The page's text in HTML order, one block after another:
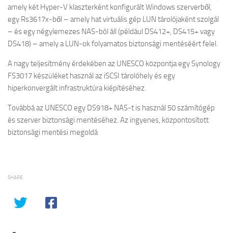
amely két Hyper-V klaszterként konfigurált Windows szerverből,
egy Rs3617x-ből – amely hat virtuális gép LUN tárolójaként szolgál
– és egy négylemezes NAS-ból áll (például DS412+, DS415+ vagy
DS418) – amely a LUN-ok folyamatos biztonsági mentéséért felel.
A nagy teljesítmény érdekében az UNESCO központja egy Synology
FS3017 készüléket használ az iSCSI tárolóhely és egy
hiperkonvergált infrastruktúra kiépítéséhez.
Továbbá az UNESCO egy DS918+ NAS-t is használ 50 számítógép
és szerver biztonsági mentéséhez. Az ingyenes, központosított
biztonsági mentési megoldá
SHARE